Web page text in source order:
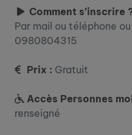
Comment s’inscrire
Par mail ou téléphone
0980804315
Prix : Gratuit
Accès Personnes
renseigné